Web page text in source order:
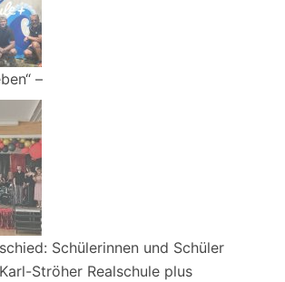
–
Schülerinnen und Schüler
Ströher Realschule plus